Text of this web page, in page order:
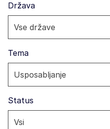
Država
Tema
Status